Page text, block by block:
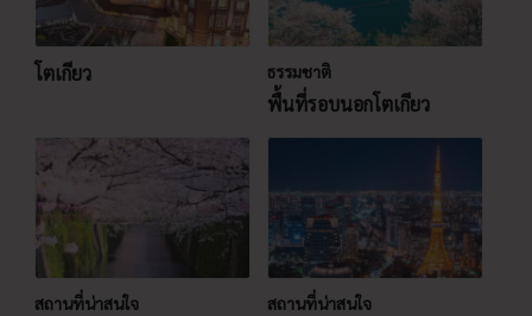
โตเกียว ธรรมชาติ
พื้นที่รอบนอกโตเกียว
สถานที่น่าสนใจ สถานที่น่าสนใจ